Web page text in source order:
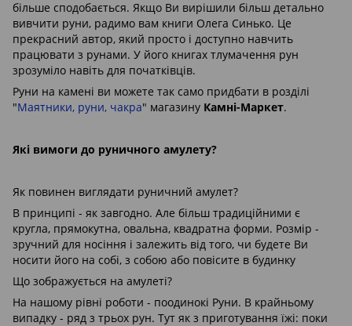
більше сподобається. Якщо Ви вирішили більш детально
вивчити руни, радимо вам книги Олега Синько. Це
прекрасний автор, який просто і доступно навчить
працювати з рунами. У його книгах тлумачення рун
зрозуміло навіть для початківців.
Руни на камені ви можете так само придбати в розділі
"Маятники, руни, чакра" магазину Камні-Маркет.
Які вимоги до руничного амулету?
Як повинен виглядати руничний амулет?
В принципі - як завгодно. Але більш традиційними є
кругла, прямокутна, овальна, квадратна форми. Розмір -
зручний для носіння і залежить від того, чи будете Ви
носити його на собі, з собою або повісите в будинку
Що зображується на амулеті?
На нашому рівні роботи - поодинокі Руни. В крайньому
випадку - ряд з трьох рун. Тут як з приготування їжі: поки